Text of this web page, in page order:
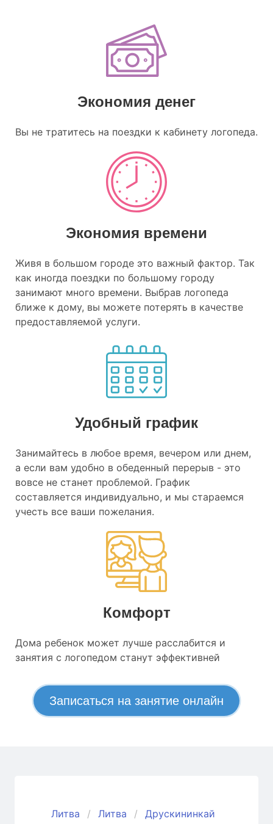
Экономия денег
Вы не тратитесь на поездки к кабинету логопеда.
Экономия времени
Живя в большом городе это важный фактор. Так
как иногда поездки по большому городу
занимают много времени. Выбрав логопеда
ближе к дому, вы можете потерять в качестве
предоставляемой услуги.
Удобный график
Занимайтесь в любое время, вечером или днем,
а если вам удобно в обеденный перерыв - это
вовсе не станет проблемой. График
составляется индивидуально, и мы стараемся
учесть все ваши пожелания.
Комфорт
Дома ребенок может лучше расслабится и
занятия с логопедом станут эффективней
Записаться на занятие онлайн
Литва Литва Друскининкай